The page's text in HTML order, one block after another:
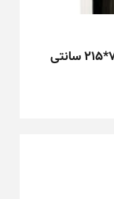
توری درب و پنجره ابروند مدل ph105 سایز ۷۵*۲۱۵ سانتی